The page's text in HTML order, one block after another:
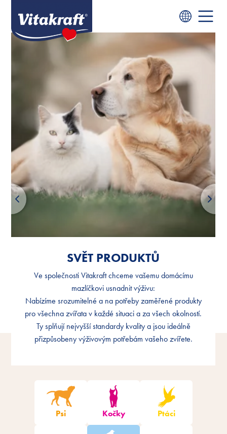
SVĚT PRODUKTŮ
Ve společnosti Vitakraft chceme vašemu domácímu
mazlíčkovi usnadnit výživu:
Nabízíme srozumitelné a na potřeby zaměřené produkty
pro všechna zvířata v každé situaci a za všech okolností.
Ty splňují nejvyšší standardy kvality a jsou ideálně
přizpůsobeny výživovým potřebám vašeho zvířete.
SVĚT PRODUKTŮ
Ve společnosti Vitakraft chceme vašemu domácímu
mazlíčkovi usnadnit výživu:
Nabízíme srozumitelné a na potřeby zaměřené produkty
pro všechna zvířata v každé situaci a za všech okolností.
Ty splňují nejvyšší standardy kvality a jsou ideálně
přizpůsobeny výživovým potřebám vašeho zvířete.
Psi Kočky Ptáci